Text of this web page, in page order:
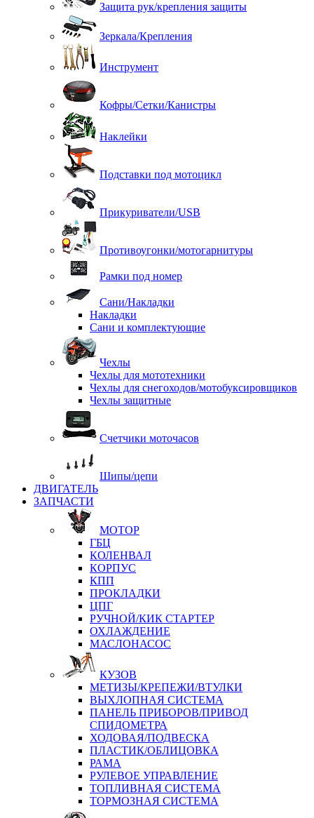
Защита рук/крепления защиты
Зеркала/Крепления
Инструмент
Кофры/Сетки/Канистры
Наклейки
Подставки под мотоцикл
Прикуриватели/USB
Противоугонки/мотогарнитуры
Рамки под номер
Сани/Накладки
Накладки
Сани и комплектующие
Чехлы
Чехлы для мототехники
Чехлы для снегоходов/мотобуксировщиков
Чехлы защитные
Счетчики моточасов
Шипы/цепи
ДВИГАТЕЛЬ
ЗАПЧАСТИ
МОТОР
ГБЦ
КОЛЕНВАЛ
КОРПУС
КПП
ПРОКЛАДКИ
ЦПГ
РУЧНОЙ/КИК СТАРТЕР
ОХЛАЖДЕНИЕ
МАСЛОНАСОС
КУЗОВ
МЕТИЗЫ/КРЕПЕЖИ/ВТУЛКИ
ВЫХЛОПНАЯ СИСТЕМА
ПАНЕЛЬ ПРИБОРОВ/ПРИВОД
СПИДОМЕТРА
ХОДОВАЯ/ПОДВЕСКА
ПЛАСТИК/ОБЛИЦОВКА
РАМА
РУЛЕВОЕ УПРАВЛЕНИЕ
ТОПЛИВНАЯ СИСТЕМА
ТОРМОЗНАЯ СИСТЕМА